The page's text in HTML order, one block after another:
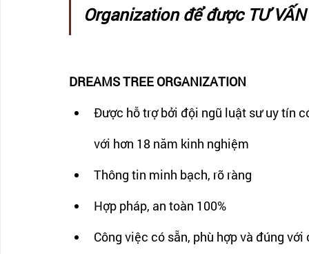
Organization để được TƯ
DREAMS TREE ORGANIZATION
Được hỗ trợ bởi đội ngũ luật sư uy tín
với hơn 18 năm kinh nghiệm
Thông tin minh bạch, rõ ràng
Hợp pháp, an toàn 100%
Công việc có sẵn, phù hợp và đúng